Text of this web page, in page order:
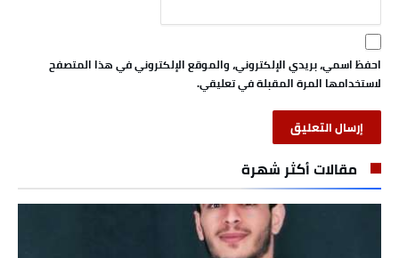
احفظ اسمي، بريدي الإلكتروني، والموقع الإلكتروني في هذا المتصفح
لاستخدامها المرة المقبلة في تعليقي.
مقالات أكثر شهرة